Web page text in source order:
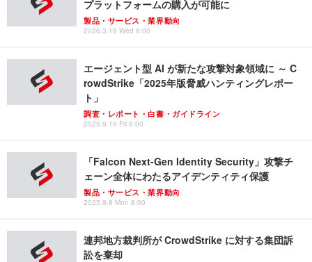
プラットフォームの購入が可能に
製品・サービス・業界動向
2026.3.18 Wed 8:00
エージェント型 AI が新たな攻撃対象領域に ～ C
rowdStrike「2025年版脅威ハンティングレポー
ト」
調査・レポート・白書・ガイドライン
2025.9.19 Fri 8:00
「Falcon Next-Gen Identity Security」攻撃チ
ェーン全体にわたるアイデンティティ保護
製品・サービス・業界動向
2025.9.8 Mon 8:00
連邦地方裁判所が CrowdStrike に対する集団訴
訟を棄却